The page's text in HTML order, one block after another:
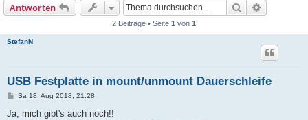
Antworten Suche
2 Beiträge • Seite 1 von 1
StefanN
USB Festplatte in mount/unmount Dauerschleife
B
i
Sa 18. Aug 2018, 21:28
Ja, mich gibt's auch noch!!